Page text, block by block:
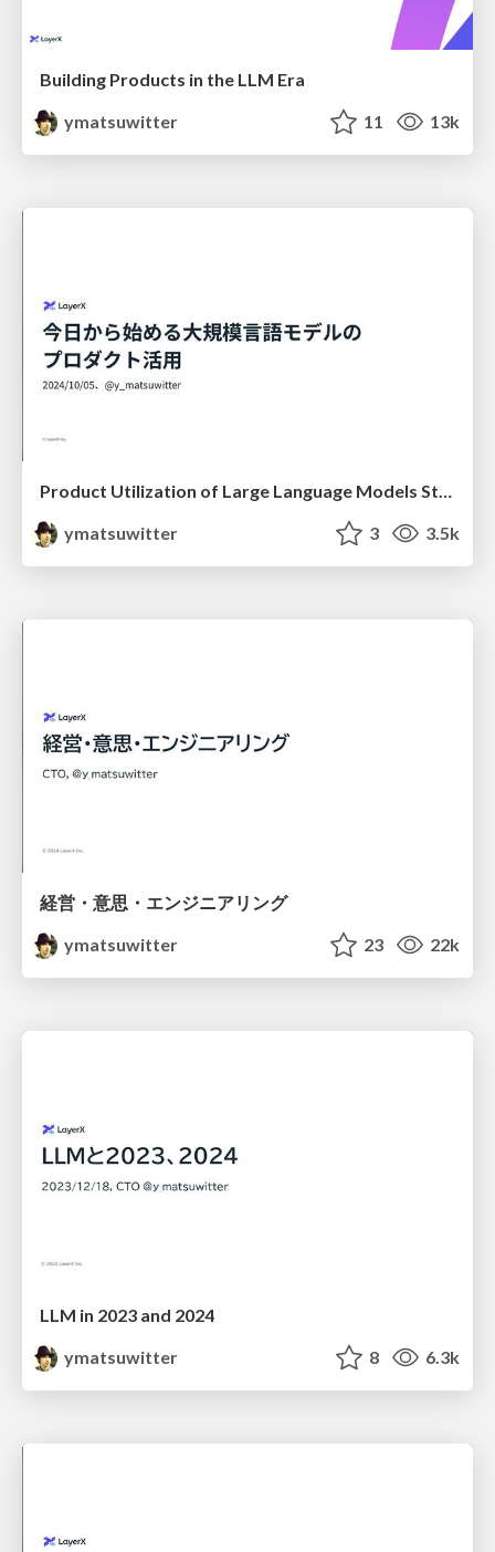
Building Products in the LLM Era
ymatsuwitter
11 13k
Product Utilization of Large Language Models Starting Today
ymatsuwitter
3 3.5k
経営・意思・エンジニアリング
ymatsuwitter
23 22k
LLM in 2023 and 2024
ymatsuwitter
8 6.3k